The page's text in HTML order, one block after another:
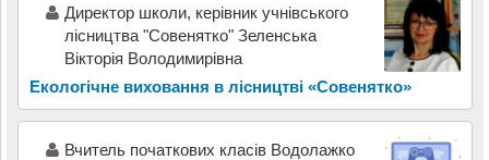
Директор школи, керівник учнівського
лісництва "Совенятко" Зеленська
Вікторія Володимирівна
Екологічне виховання в лісництві «Совенятко»
Вчитель початкових класів Водолажко